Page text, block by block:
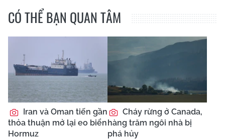
CÓ THỂ BẠN QUAN TÂM
Iran và Oman tiến gần
thỏa thuận mở lại eo biển
Hormuz
Cháy rừng ở Canada,
hàng trăm ngôi nhà bị
phá hủy